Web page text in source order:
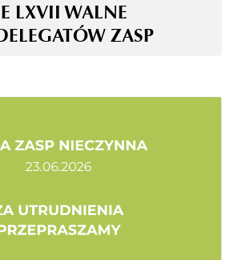
LXVII WALNE
ZASP